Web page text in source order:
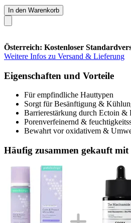
In den Warenkorb
Österreich: Kostenloser
Weitere Infos zu Versand & Lieferung
Eigenschaften und Vorteile
Für empfindliche Hauttypen
Sorgt für Besänftigung &
Barrierestärkung durch Ectoin &
Porenverfeinernd &
Bewahrt vor oxidativem &
Häufig zusammen gekauft